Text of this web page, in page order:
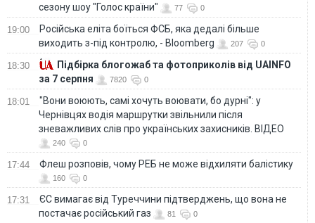
сезону шоу "Голос країни"
77 0
19:00
Російська еліта боїться ФСБ, яка дедалі більше
виходить з-під контролю, - Bloomberg
207 0
18:30
Підбірка блогожаб та фотоприколів від UAINFO
за 7 серпня
7820 0
18:01
"Вони воюють, самі хочуть воювати, бо дурні": у
Чернівцях водія маршрутки звільнили після
зневажливих слів про українських захисників. ВІДЕО
240 0
17:44 Флеш розповів, чому РЕБ не може відхиляти балістику
160 0
17:31
ЄС вимагає від Туреччини підтверджень, що вона не
постачає російський газ
81 0